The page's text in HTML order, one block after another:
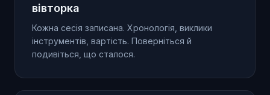
вівторка
Кожна сесія записана. Хронологія, виклики
інструментів, вартість. Поверніться й
подивіться, що сталося.